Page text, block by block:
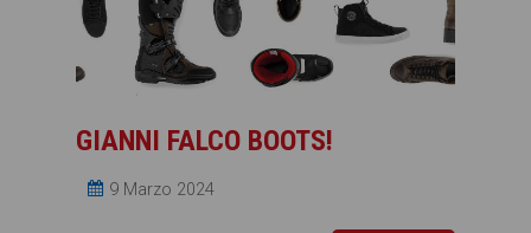
GIANNI FALCO BOOTS!
9 Marzo 2024